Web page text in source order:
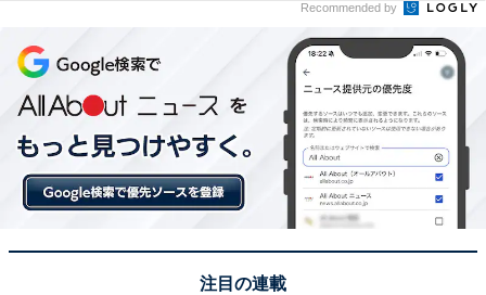
Recommended by
注目の連載